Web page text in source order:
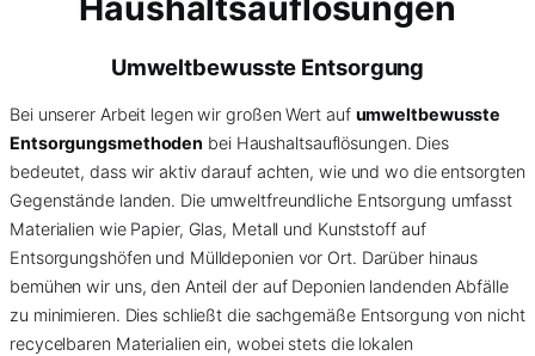
Umweltbewusste Entsorgung
Bei unserer Arbeit legen wir großen Wert auf umweltbewusste
Entsorgungsmethoden bei Haushaltsauflösungen. Dies
bedeutet, dass wir aktiv darauf achten, wie und wo die entsorgten
Gegenstände landen. Die umweltfreundliche Entsorgung umfasst
Materialien wie Papier, Glas, Metall und Kunststoff auf
Entsorgungshöfen und Mülldeponien vor Ort. Darüber hinaus
bemühen wir uns, den Anteil der auf Deponien landenden Abfälle
zu minimieren. Dies schließt die sachgemäße Entsorgung von nicht
recycelbaren Materialien ein, wobei stets die lokalen